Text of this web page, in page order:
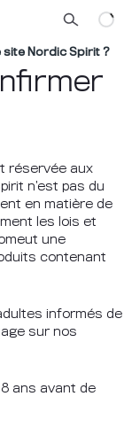
Nordic Spirit ?
réservée aux
n’est pas du
en matière de
les lois et
une
contenant
informés de
sur nos
ans avant de